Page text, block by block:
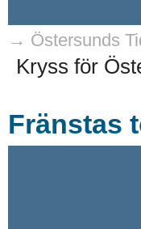
→ Östersunds
Kryss för
Fränstas